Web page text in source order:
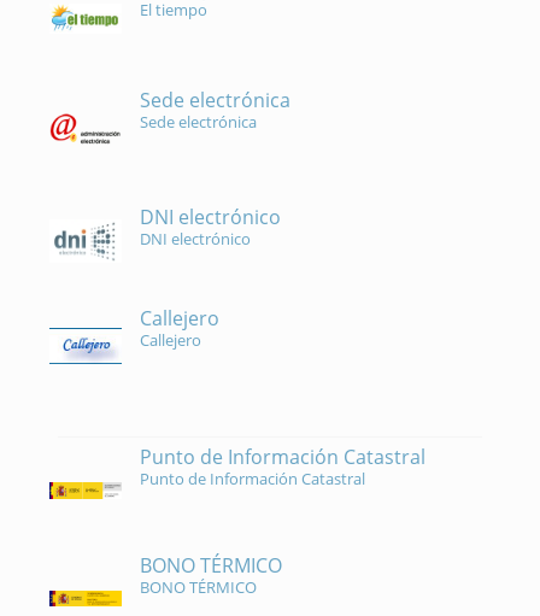
El tiempo
Sede electrónica
Sede electrónica
DNI electrónico
DNI electrónico
Callejero
Callejero
Punto de Información Catastral
Punto de Información Catastral
BONO TÉRMICO
BONO TÉRMICO